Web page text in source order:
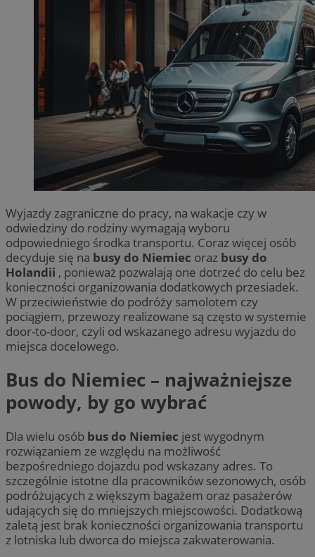
Wyjazdy zagraniczne do pracy, na wakacje czy w
odwiedziny do rodziny wymagają wyboru
odpowiedniego środka transportu. Coraz więcej osób
decyduje się na busy do Niemiec oraz busy do
Holandii , ponieważ pozwalają one dotrzeć do celu bez
konieczności organizowania dodatkowych przesiadek.
W przeciwieństwie do podróży samolotem czy
pociągiem, przewozy realizowane są często w systemie
door-to-door, czyli od wskazanego adresu wyjazdu do
miejsca docelowego.
Bus do Niemiec – najważniejsze
powody, by go wybrać
Dla wielu osób bus do Niemiec jest wygodnym
rozwiązaniem ze względu na możliwość
bezpośredniego dojazdu pod wskazany adres. To
szczególnie istotne dla pracowników sezonowych, osób
podróżujących z większym bagażem oraz pasażerów
udających się do mniejszych miejscowości. Dodatkową
zaletą jest brak konieczności organizowania transportu
z lotniska lub dworca do miejsca zakwaterowania.